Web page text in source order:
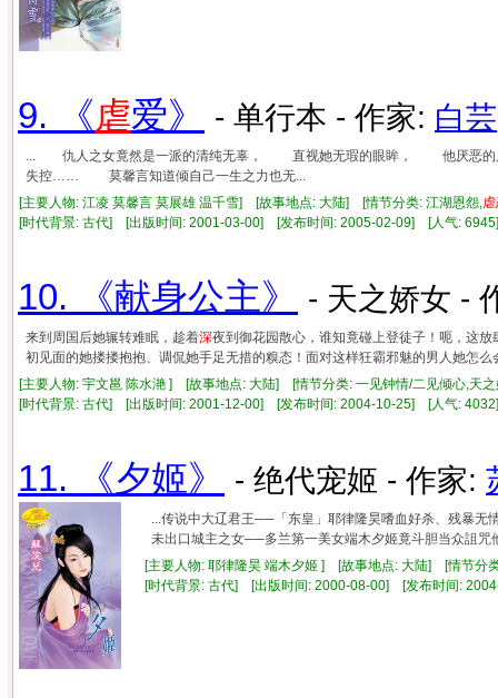
9. 《虐爱》 - 单行本 - 作家: 白芸
... 仇人之女竟然是一派的清纯无辜， 直视她无瑕的眼眸， 他厌恶的
失控…… 莫馨言知道倾自己一生之力也无...
[主要人物: 江凌 莫馨言 莫展雄 温千雪] [故事地点: 大陆] [情节分类: 江湖恩怨, 虐
[时代背景: 古代] [出版时间: 2001-03-00] [发布时间: 2005-02-09] [人气:
10. 《献身公主》 - 天之娇女 -
来到周国后她辗转难眠，趁着深夜到御花园散心，谁知竟碰上登徒子！呃，这
初见面的她搂搂抱抱、调侃她手足无措的糗态！面对这样狂霸邪魅的男人她怎么
[主要人物: 宇文邕 陈水滟 ] [故事地点: 大陆] [情节分类: 一见钟情/二见倾心,天之
[时代背景: 古代] [出版时间: 2001-12-00] [发布时间: 2004-10-25] [人气:
11. 《夕姬》 - 绝代宠姬 - 作家:
...传说中大辽君王──「东皇」耶律隆昊嗜血好杀、残暴
未出口城主之女──多兰第一美女端木夕姬竟斗胆当众詛咒
[主要人物: 耶律隆昊 端木夕姬 ] [故事地点: 大陆] [情节分
[时代背景: 古代] [出版时间: 2000-08-00] [发布时间: